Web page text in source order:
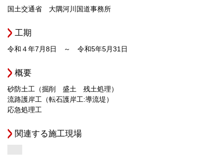
国土交通省 大隅河川国道事務所
工期
令和４年7月8日 ～ 令和5年5月31日
概要
砂防土工（掘削 盛土 残土処理）
流路護岸工（転石護岸工:導流堤）
応急処理工
関連する施工現場